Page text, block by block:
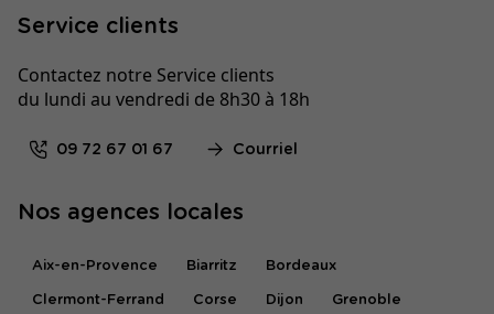
Service clients
Contactez notre Service clients
du lundi au vendredi de 8h30 à 18h
09 72 67 01 67 Courriel
Nos agences locales
Aix-en-Provence Biarritz Bordeaux
Clermont-Ferrand Corse Dijon Grenoble